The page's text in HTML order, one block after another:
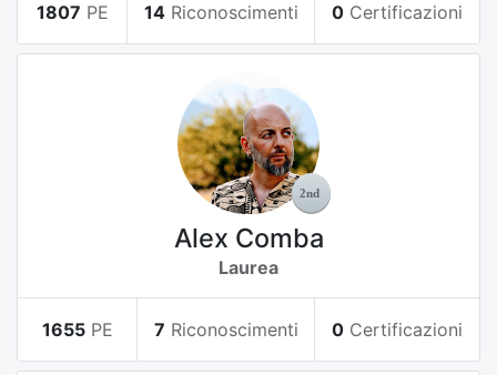
1807 PE 14 Riconoscimenti 0 Certificazioni
Alex Comba
Laurea
1655 PE 7 Riconoscimenti 0 Certificazioni